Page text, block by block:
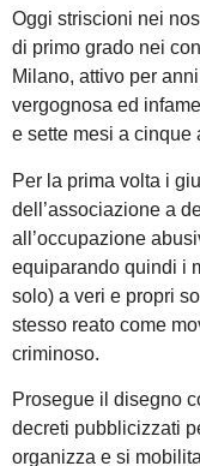
Oggi striscioni nei
di primo grado nei
Milano, attivo per
vergognosa ed
e sette mesi a cinque
Per la prima volta i
dell’associazione a
all’occupazione
equiparando quindi i
solo) a veri e propri
stesso reato come
criminoso.
Prosegue il disegno
decreti pubblicizzati
organizza e si